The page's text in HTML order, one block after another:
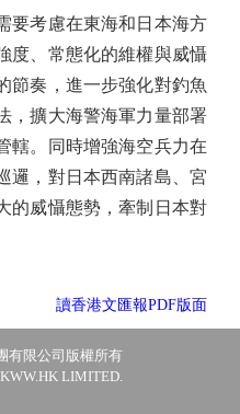
考慮在東海和日本海方
度、常態化的維權與威懾
節奏，進一步強化對釣魚
，擴大海警海軍力量部署
轄。同時增強海空兵力在
邏，對日本西南諸島、宮
的威懾態勢，牽制日本對
讀香港文匯報PDF版面
有限公司版權所有
LIMITED.